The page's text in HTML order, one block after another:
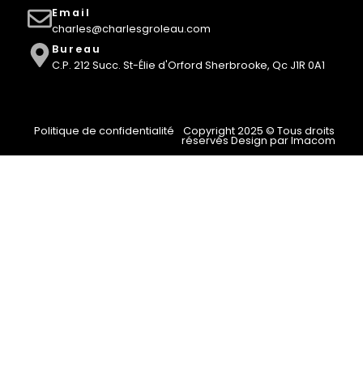
Email
charles@charlesgroleau.com
Bureau
C.P. 212 Succ. St-Élie d'Orford Sherbrooke, Qc J1R 0A1
Politique de confidentialité Copyright 2025 © Tous droits
réservés Design par Imacom